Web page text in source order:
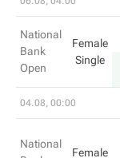
National
Bank
Open
Female
Single
04.08, 00:00
National
Female